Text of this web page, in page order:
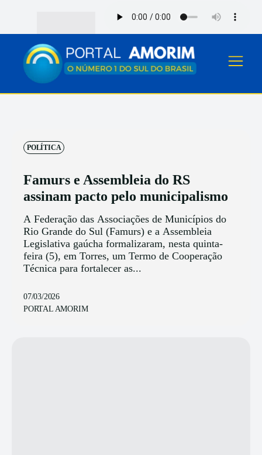
POLÍTICA
Famurs e Assembleia do RS
assinam pacto pelo municipalismo
A Federação das Associações de Municípios do
Rio Grande do Sul (Famurs) e a Assembleia
Legislativa gaúcha formalizaram, nesta quinta-
feira (5), em Torres, um Termo de Cooperação
Técnica para fortalecer as...
07/03/2026
PORTAL AMORIM